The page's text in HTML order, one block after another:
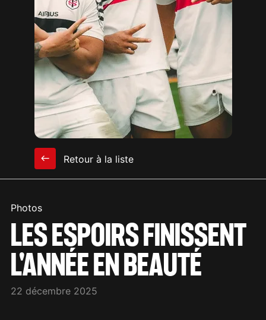
Retour à la liste
Photos
LES ESPOIRS FINISSENT
L'ANNÉE EN BEAUTÉ
22 décembre 2025